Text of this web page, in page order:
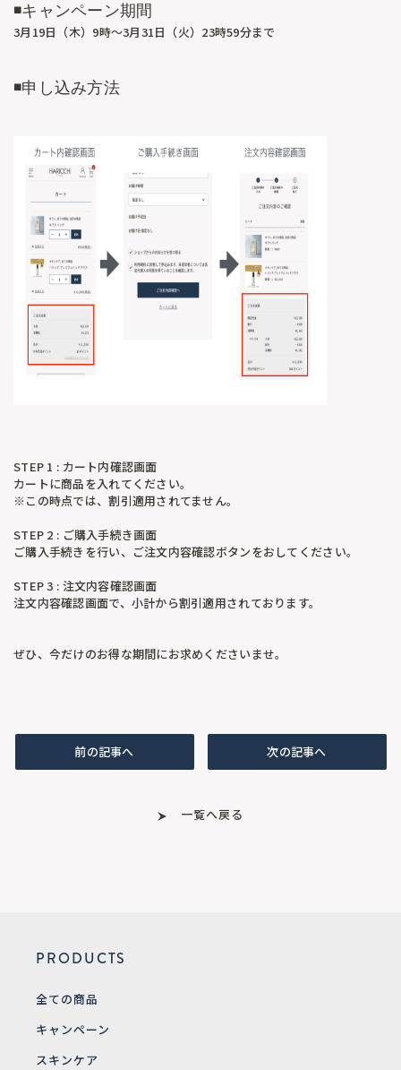
◾️キャンペーン期間
3月19日（木）9時〜3月31日（火）23時59分まで
◾️申し込み方法
STEP 1 : カート内確認画面
カートに商品を入れてください。
※この時点では、割引適用されてません。
STEP 2 : ご購入手続き画面
ご購入手続きを行い、ご注文内容確認ボタンをおしてください。
STEP 3 : 注文内容確認画面
注文内容確認画面で、小計から割引適用されております。
ぜひ、今だけのお得な期間にお求めくださいませ。
前の記事へ
一覧へ戻る
次の記事へ
PRODUCTS
全ての商品
キャンペーン
スキンケア